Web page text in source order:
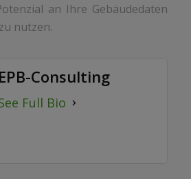
an Ihre Gebäudedaten
nutzen.
EPB-Consulting
Full Bio